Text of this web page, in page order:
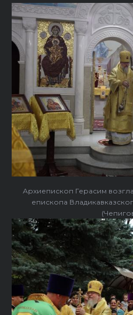
Архиепископ Герасим
епископа